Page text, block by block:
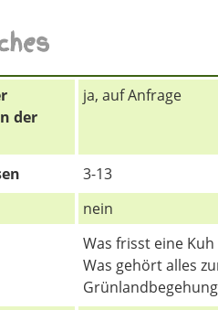
der
ja, auf Anfrage
3-13
nein
Was frisst eine
Was gehört alles
Grünlandbegehung